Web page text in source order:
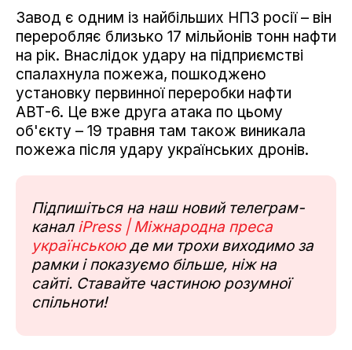
Завод є одним із найбільших НПЗ росії – він
переробляє близько 17 мільйонів тонн нафти
на рік. Внаслідок удару на підприємстві
спалахнула пожежа, пошкоджено
установку первинної переробки нафти
АВТ-6. Це вже друга атака по цьому
об'єкту – 19 травня там також виникала
пожежа після удару українських дронів.
Підпишіться на наш новий телеграм-
канал iPress | Міжнародна преса
українськоюде ми трохи виходимо за
рамки і показуємо більше, ніж на
сайті. Ставайте частиною розумної
спільноти!